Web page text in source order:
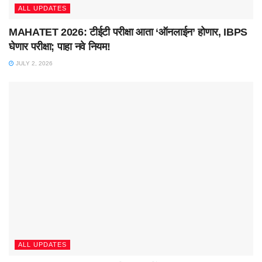
ALL UPDATES
MAHATET 2026: टीईटी परीक्षा आता ‘ऑनलाईन’ होणार, IBPS
घेणार परीक्षा; पाहा नवे नियम!
JULY 2, 2026
ALL UPDATES